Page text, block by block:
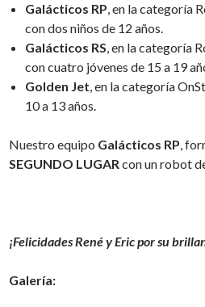
Galácticos RP, en la categoría
con dos niños de 12 años.
Galácticos RS, en la categoría
con cuatro jóvenes de 15 a 19
Golden Jet, en la categoría
10 a 13 años.
Nuestro equipo Galácticos RP,
SEGUNDO LUGARcon un robot
¡Felicidades René y Eric por su
Galería: